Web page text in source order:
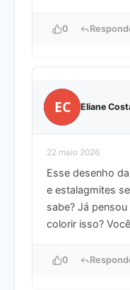
0
EC Eliane
22 maio 2026
Esse desenho
e estalagmites
sabe? Já
colorir isso?
0